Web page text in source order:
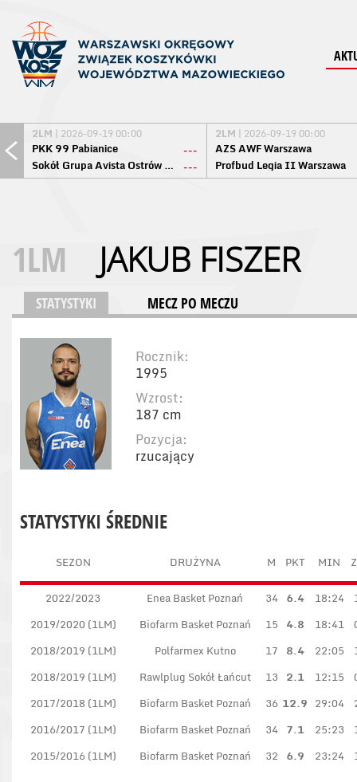
2LM | 2026-09-19 00:00
PKK 99 Pabianice
---
Sokół Grupa Avista Ostrów Maz. ---
2LM | 2026-09-19 00:00
AZS AWF Warszawa
Profbud Legia II Warszawa
1LM JAKUB FISZER
STATYSTYKI MECZ PO MECZU
Rocznik:
1995
Wzrost:
187 cm
Pozycja:
rzucający
STATYSTYKI ŚREDNIE
SEZON DRUŻYNA M PKT MIN
2022/2023 Enea Basket Poznań 34 6.4 18:24
2019/2020 (1LM)
Biofarm Basket Poznań 15 4.8 18:41
2018/2019 (1LM)
Polfarmex Kutno 17 8.4 22:05
2018/2019 (1LM)
Rawlplug Sokół Łańcut 13 2.1 12:15
2017/2018 (1LM)
Biofarm Basket Poznań 36 12.9 29:04
2016/2017 (1LM)
Biofarm Basket Poznań 34 7.1 25:23
2015/2016 (1LM)
Biofarm Basket Poznań 32 6.9 23:24